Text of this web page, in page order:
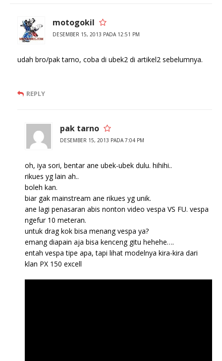
motogokil
DESEMBER 15, 2013 PADA 12:51 PM
udah bro/pak tarno, coba di ubek2 di artikel2 sebelumnya.
REPLY
pak tarno
DESEMBER 15, 2013 PADA 7:04 PM
oh, iya sori, bentar ane ubek-ubek dulu. hihihi..
rikues yg lain ah..
boleh kan.
biar gak mainstream ane rikues yg unik.
ane lagi penasaran abis nonton video vespa VS FU. vespa
ngefur 10 meteran.
untuk drag kok bisa menang vespa ya?
emang diapain aja bisa kenceng gitu hehehe….
entah vespa tipe apa, tapi lihat modelnya kira-kira dari
klan PX 150 excell